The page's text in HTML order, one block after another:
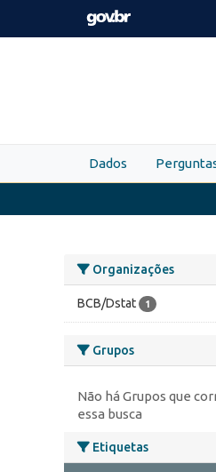
Skip to main content
Dados
Organizações
BCB/Dstat 1
Grupos
Não há Grupos que
essa busca
Etiquetas